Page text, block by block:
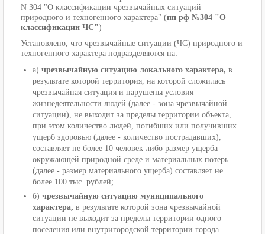
N 304 "О классификации чрезвычайных ситуаций
природного и техногенного характера" (пп рф №304 "О
классификации ЧС")
Установлено, что чрезвычайные ситуации (ЧС) природного и
техногенного характера подразделяются на:
а) чрезвычайную ситуацию локального характера, в
результате которой территория, на которой сложилась
чрезвычайная ситуация и нарушены условия
жизнедеятельности людей (далее - зона чрезвычайной
ситуации), не выходит за пределы территории объекта,
при этом количество людей, погибших или получивших
ущерб здоровью (далее - количество пострадавших),
составляет не более 10 человек либо размер ущерба
окружающей природной среде и материальных потерь
(далее - размер материального ущерба) составляет не
более 100 тыс. рублей;
б) чрезвычайную ситуацию муниципального
характера, в результате которой зона чрезвычайной
ситуации не выходит за пределы территории одного
поселения или внутригородской территории города